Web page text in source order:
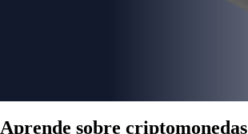
Aprende sobre criptomonedas